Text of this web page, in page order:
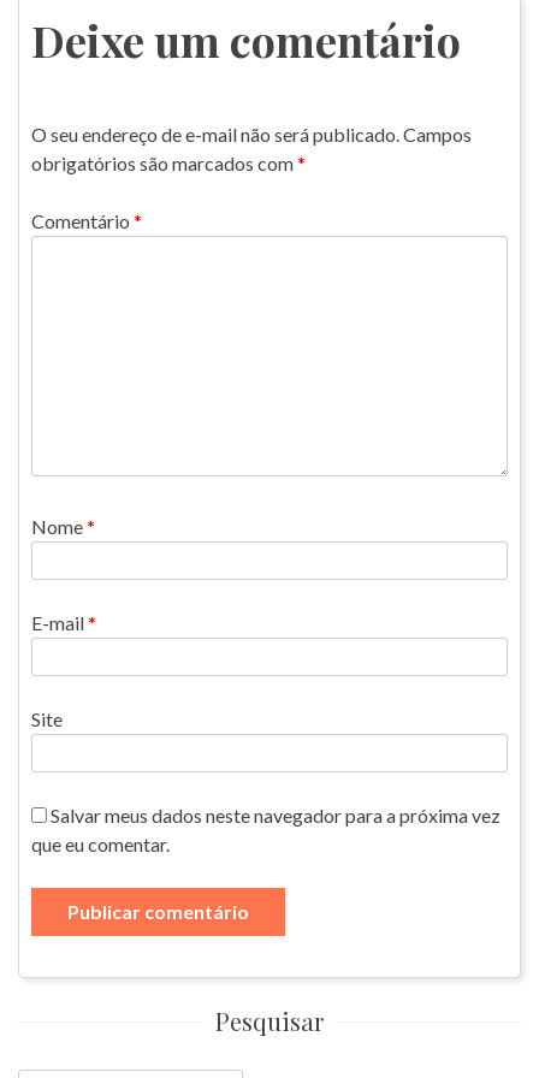
Post
Deixe um comentário
O seu endereço de e-mail não será publicado.Campos
obrigatórios são marcados com*
Comentário *
Nome*
E-mail*
Site
Salvar meus dados neste navegador para a próxima vez
que eu comentar.
Pesquisar